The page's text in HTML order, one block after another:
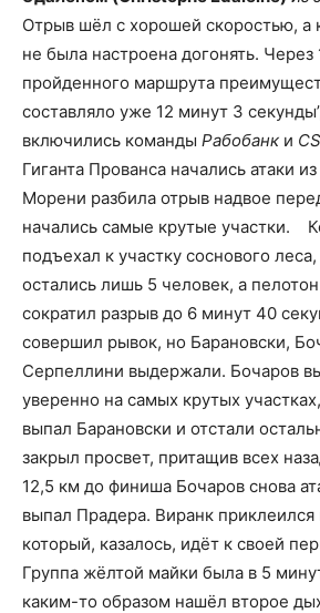
Отрыв шёл с хорошей скоростью, а
не была настроена догонять. Через
пройденного маршрута
составляло уже 12 минут 3
включились команды Рабобанк и
Гиганта Прованса начались атаки
Морени разбила отрыв надвое
начались самые крутые участки.
подъехал к участку соснового
остались лишь 5 человек, а
сократил разрыв до 6 минут 40
совершил рывок, но Барановски,
Серпеллини выдержали. Бочаров
уверенно на самых крутых
выпал Барановски и отстали
закрыл просвет, притащив всех
12,5 км до финиша Бочаров снова
выпал Прадера. Виранк приклеился
который, казалось, идёт к своей
Группа жёлтой майки была в 5
каким-то образом нашёл второе